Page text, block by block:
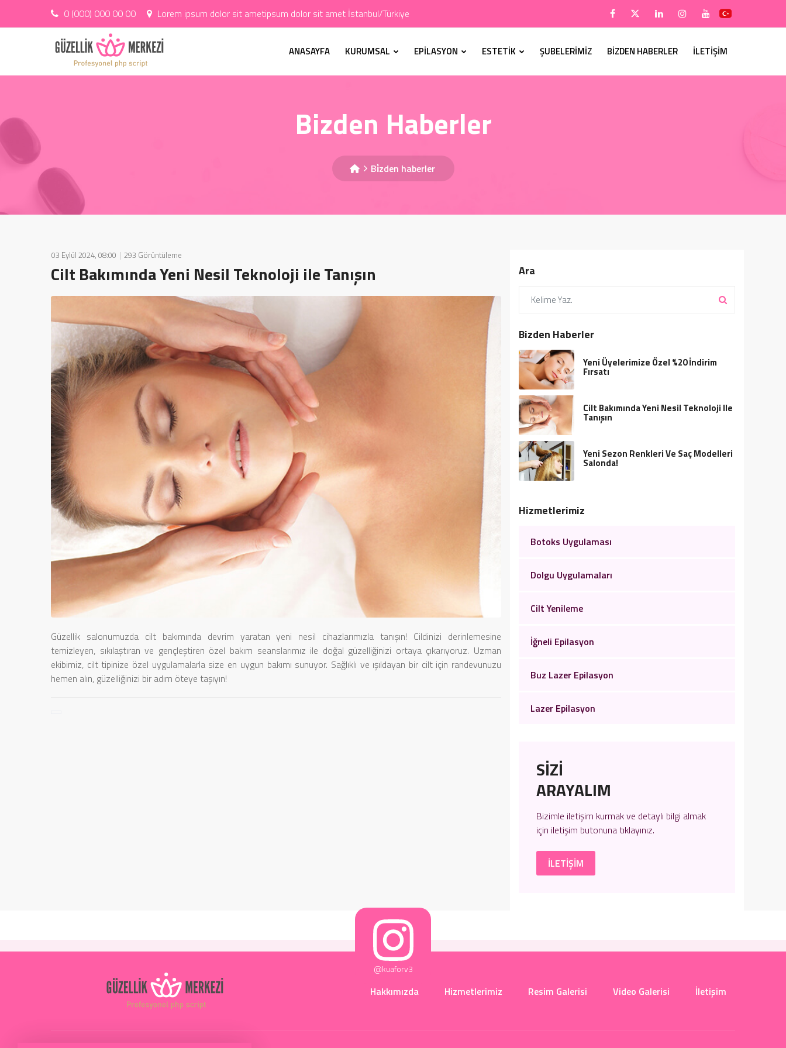
0 (000) 000 00 00 Lorem ipsum dolor sit ametipsum dolor sit amet İstanbul/Türkiye
ANASAYFA KURUMSAL EPİLASYON ESTETİK ŞUBELERİMİZ BİZDEN HABERLER İLETİŞİM
Bizden Haberler
Bi̇zden haberler
03 Eylül 2024, 08:00 293 Görüntüleme
Cilt Bakımında Yeni Nesil Teknoloji ile Tanışın
Güzellik salonumuzda cilt bakımında devrim yaratan yeni nesil cihazlarımızla tanışın! Cildinizi derinlemesine
temizleyen, sıkılaştıran ve gençleştiren özel bakım seanslarımız ile doğal güzelliğinizi ortaya çıkarıyoruz. Uzman
ekibimiz, cilt tipinize özel uygulamalarla size en uygun bakımı sunuyor. Sağlıklı ve ışıldayan bir cilt için randevunuzu
hemen alın, güzelliğinizi bir adım öteye taşıyın!
Ara
Bizden Haberler
Yeni Üyelerimize Özel %20 İndirim
Fırsatı
Cilt Bakımında Yeni Nesil Teknoloji Ile
Tanışın
Yeni Sezon Renkleri Ve Saç Modelleri
Salonda!
Hizmetlerimiz
Botoks Uygulaması
Dolgu Uygulamaları
Cilt Yenileme
İğneli Epilasyon
Buz Lazer Epilasyon
Lazer Epilasyon
SİZİ
ARAYALIM
Bizimle iletişim kurmak ve detaylı bilgi almak
için iletişim butonuna tıklayınız.
İLETİŞİM
@kuaforv3
Hakkımızda Hizmetlerimiz Resim Galerisi Video Galerisi İletişim